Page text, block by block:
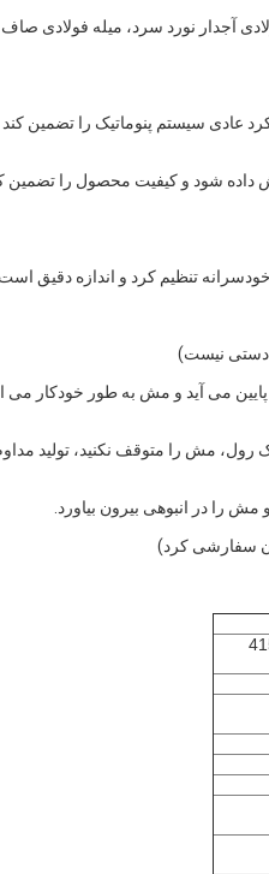
آجدار نورد سرد، میله فولادی صاف
عادی سیستم پنوماتیک را تضمین
داده شود و کیفیت محصول را تضمین
رول، مش را متوقف نکنید، تولید
380 ولت، 415